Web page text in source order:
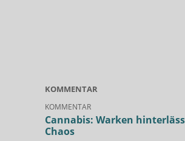
KOMMENTAR
KOMMENTAR
Cannabis: Warken
Chaos